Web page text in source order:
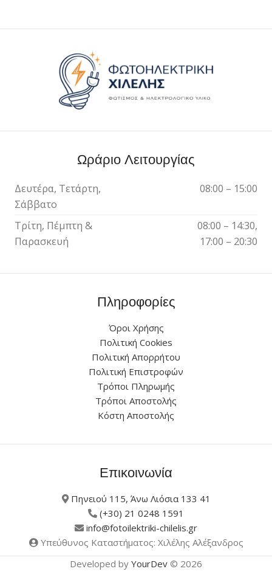
Ωράριο Λειτουργίας
Δευτέρα, Τετάρτη,
Σάββατο
08:00 – 15:00
Τρίτη, Πέμπτη &
Παρασκευή
08:00 – 14:30,
17:00 – 20:30
Πληροφορίες
Όροι Χρήσης
Πολιτική Cookies
Πολιτική Απορρήτου
Πολιτική Επιστροφών
Τρόποι Πληρωμής
Τρόποι Αποστολής
Κόστη Αποστολής
Επικοινωνία
Πηνειού 115, Άνω Λιόσια 133 41
(+30) 21 0248 1591
info@fotoilektriki-chilelis.gr
Υπεύθυνος Καταστήματος: Χιλέλης Αλέξανδρος
Developed by YourDev © 2026